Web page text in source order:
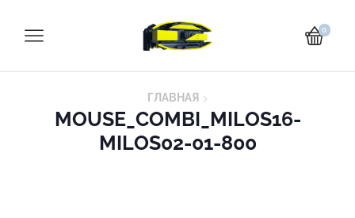
0
ГЛАВНАЯ
MOUSE_COMBI_MILOS16-
MILOS02-01-800